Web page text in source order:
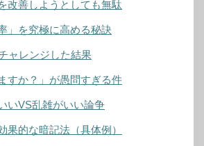
改善しようとしても無駄
」を究極に高める秘訣
ャレンジした結果
すか？」が愚問すぎる件
いVS乱雑がいい論争
果的な暗記法（具体例）